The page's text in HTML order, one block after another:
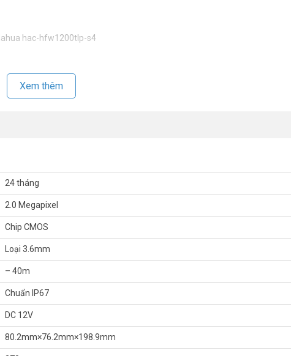
HAC-HFW1200TLP-S4
hợp OSD.
IR LED on).
bù sáng (AGC), chống ngược sáng(BLC), chống nhiễu (2D-DNR).
khách hàng vui lòng liên hệ HOTLINE 1900 9259 để được hỗ trợ tốt nhất.
Xem thêm
24 tháng
2.0 Megapixel
Chip CMOS
Loại 3.6mm
– 40m
Chuẩn IP67
DC 12V
80.2mm×76.2mm×198.9mm